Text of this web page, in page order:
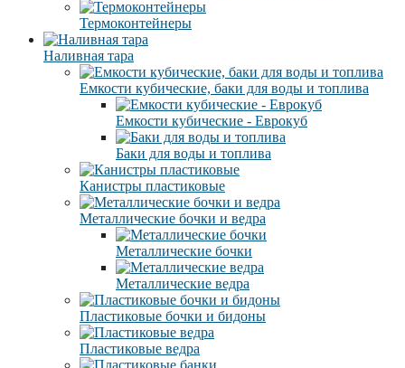
Термоконтейнеры
Наливная тара
Емкости кубические, баки для воды и топлива
Емкости кубические - Еврокуб
Баки для воды и топлива
Канистры пластиковые
Металлические бочки и ведра
Металлические бочки
Металлические ведра
Пластиковые бочки и бидоны
Пластиковые ведра